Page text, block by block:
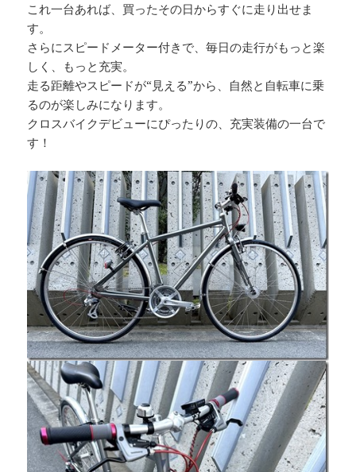
これ一台あれば、買ったその日からすぐに走り出せま
す。
さらにスピードメーター付きで、毎日の走行がもっと楽
しく、もっと充実。
走る距離やスピードが“見える”から、自然と自転車に乗
るのが楽しみになります。
クロスバイクデビューにぴったりの、充実装備の一台で
す！